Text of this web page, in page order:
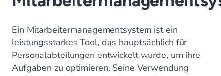
Ein Mitarbeitermanagementsystem ist ein
leistungsstarkes Tool, das hauptsächlich für
Personalabteilungen entwickelt wurde, um ihre
Aufgaben zu optimieren. Seine Verwendung